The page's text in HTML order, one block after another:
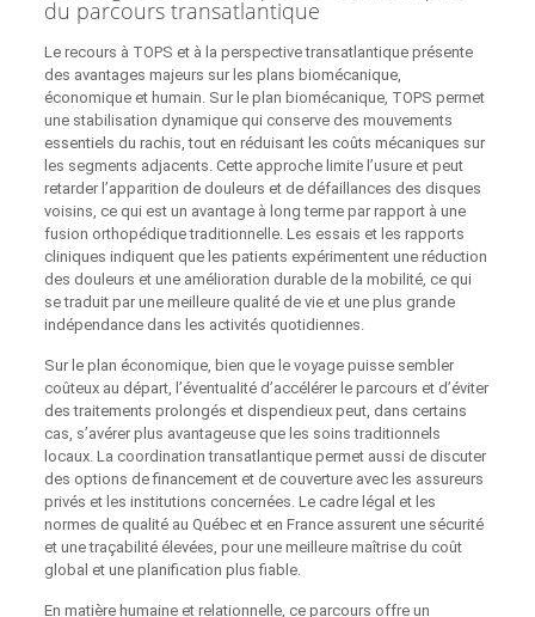
du parcours transatlantique
Le recours à TOPS et à la perspective transatlantique présente
des avantages majeurs sur les plans biomécanique,
économique et humain. Sur le plan biomécanique, TOPS permet
une stabilisation dynamique qui conserve des mouvements
essentiels du rachis, tout en réduisant les coûts mécaniques sur
les segments adjacents. Cette approche limite l’usure et peut
retarder l’apparition de douleurs et de défaillances des disques
voisins, ce qui est un avantage à long terme par rapport à une
fusion orthopédique traditionnelle. Les essais et les rapports
cliniques indiquent que les patients expérimentent une réduction
des douleurs et une amélioration durable de la mobilité, ce qui
se traduit par une meilleure qualité de vie et une plus grande
indépendance dans les activités quotidiennes.
Sur le plan économique, bien que le voyage puisse sembler
coûteux au départ, l’éventualité d’accélérer le parcours et d’éviter
des traitements prolongés et dispendieux peut, dans certains
cas, s’avérer plus avantageuse que les soins traditionnels
locaux. La coordination transatlantique permet aussi de discuter
des options de financement et de couverture avec les assureurs
privés et les institutions concernées. Le cadre légal et les
normes de qualité au Québec et en France assurent une sécurité
et une traçabilité élevées, pour une meilleure maîtrise du coût
global et une planification plus fiable.
En matière humaine et relationnelle, ce parcours offre un